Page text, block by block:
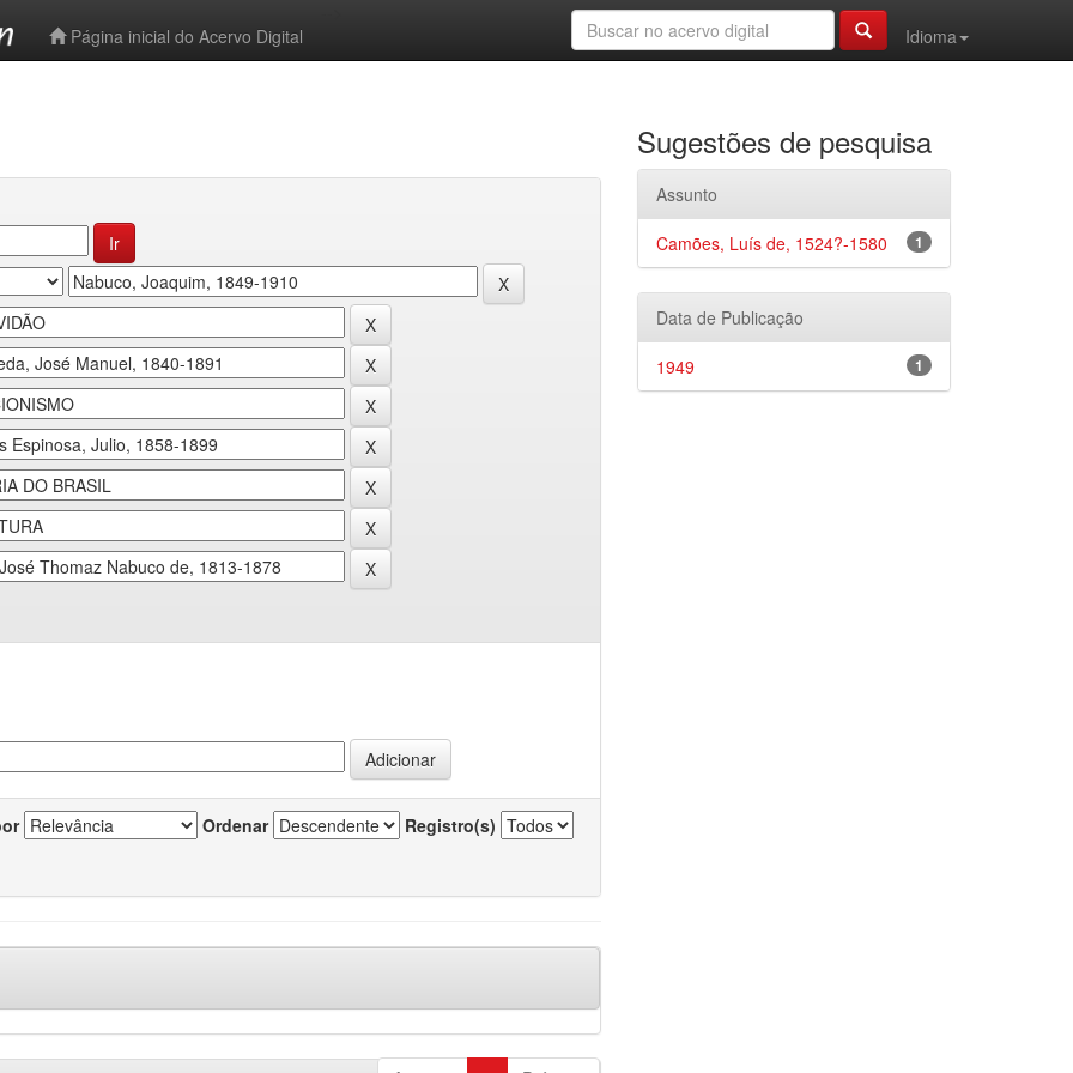
Página inicial do Acervo Digital
Idioma
Ordenar Registro(s)
Sugestões de pesquisa
Assunto
1
Camões, Luís de, 1524?-1580
Data de Publicação
1
1949